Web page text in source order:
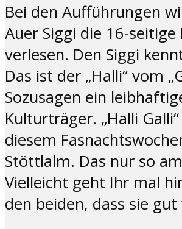
Bei den Aufführungen
Auer Siggi die 16-seitige
verlesen. Den Siggi
Das ist der „Halli“ vom
Sozusagen ein
Kulturträger. „Halli
diesem
Stöttlalm. Das nur so
Vielleicht geht Ihr mal
den beiden, dass sie gut